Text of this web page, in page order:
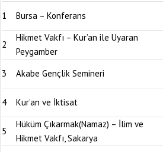
1 Bursa – Konferans
2
Hikmet Vakfı – Kur’an ile Uyaran
Peygamber
3
Akabe Gençlik Semineri
4
Kur’an ve İktisat
5
Hüküm Çıkarmak(Namaz) – İlim ve
Hikmet Vakfı, Sakarya